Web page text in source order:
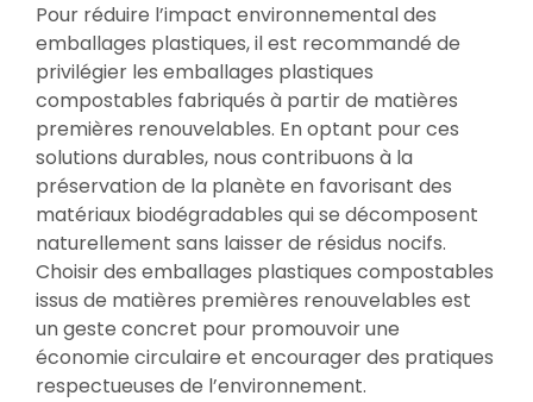
Pour réduire l’impact environnemental des
emballages plastiques, il est recommandé de
privilégier les emballages plastiques
compostables fabriqués à partir de matières
premières renouvelables. En optant pour ces
solutions durables, nous contribuons à la
préservation de la planète en favorisant des
matériaux biodégradables qui se décomposent
naturellement sans laisser de résidus nocifs.
Choisir des emballages plastiques compostables
issus de matières premières renouvelables est
un geste concret pour promouvoir une
économie circulaire et encourager des pratiques
respectueuses de l’environnement.